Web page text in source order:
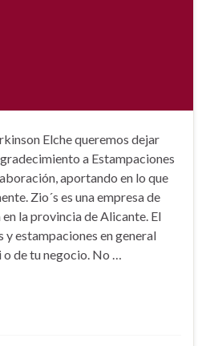
Elche queremos dejar
a Estampaciones
aportando en lo que
Zio´s es una empresa de
la provincia de Alicante. El
y estampaciones en general
o de tu negocio. No …